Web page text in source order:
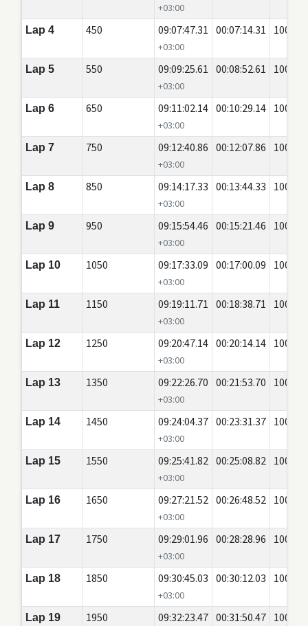
+03:00
Lap 4 450 09:07:47.31
+03:00
00:07:14.31 100
Lap 5 550 09:09:25.61
+03:00
00:08:52.61 100
Lap 6 650 09:11:02.14
+03:00
00:10:29.14 100
Lap 7 750 09:12:40.86
+03:00
00:12:07.86 100
Lap 8 850 09:14:17.33
+03:00
00:13:44.33 100
Lap 9 950 09:15:54.46
+03:00
00:15:21.46 100
Lap 10 1050 09:17:33.09
+03:00
00:17:00.09 100
Lap 11 1150 09:19:11.71
+03:00
00:18:38.71 100
Lap 12 1250 09:20:47.14
+03:00
00:20:14.14 100
Lap 13 1350 09:22:26.70
+03:00
00:21:53.70 100
Lap 14 1450 09:24:04.37
+03:00
00:23:31.37 100
Lap 15 1550 09:25:41.82
+03:00
00:25:08.82 100
Lap 16 1650 09:27:21.52
+03:00
00:26:48.52 100
Lap 17 1750 09:29:01.96
+03:00
00:28:28.96 100
Lap 18 1850 09:30:45.03
+03:00
00:30:12.03 100
Lap 19 1950 09:32:23.47 00:31:50.47 100